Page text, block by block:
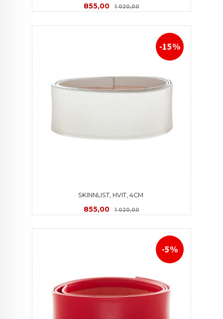
Tilbud
855,00 1 020,00Rabatt
SKINNLIST, HVIT, 4CM
Tilbud
855,00 1 020,00Rabatt
-15%
-5%